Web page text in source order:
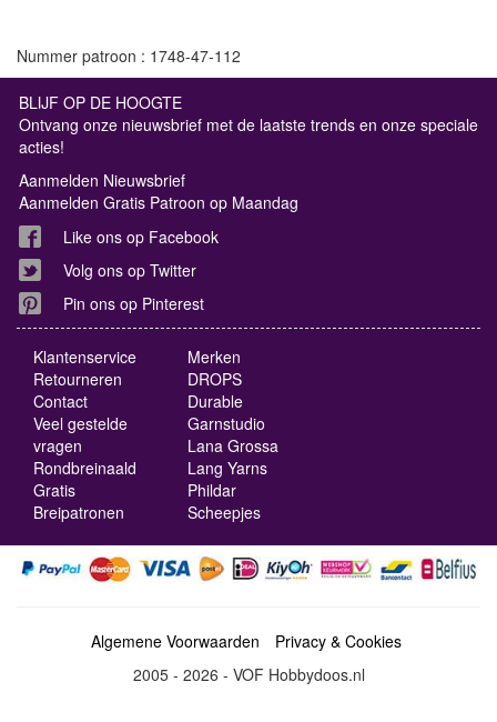
Nummer patroon : 1748-47-112
BLIJF OP DE HOOGTE
Ontvang onze nieuwsbrief met de laatste trends en onze speciale
acties!
Aanmelden Nieuwsbrief
Aanmelden Gratis Patroon op Maandag
Like ons op Facebook
Volg ons op Twitter
Pin ons op Pinterest
Klantenservice
Retourneren
Contact
Veel gestelde
vragen
Rondbreinaald
Gratis
Breipatronen
Merken
DROPS
Durable
Garnstudio
Lana Grossa
Lang Yarns
Phildar
Scheepjes
Algemene Voorwaarden
Privacy & Cookies
2005 - 2026 - VOF Hobbydoos.nl